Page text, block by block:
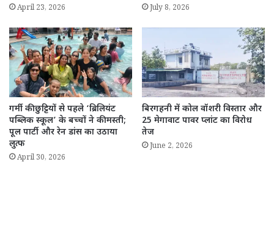
April 23, 2026
July 8, 2026
गर्मी की छुट्टियों से पहले ‘ब्रिलियंट
पब्लिक स्कूल’ के बच्चों ने की मस्ती;
पूल पार्टी और रेन डांस का उठाया
लुत्फ
April 30, 2026
बिरगहनी में कोल वॉशरी विस्तार और
25 मेगावाट पावर प्लांट का विरोध
तेज
June 2, 2026